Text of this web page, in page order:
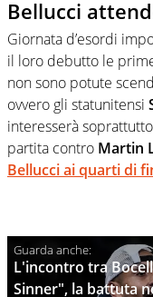
Bellucci
Giornata d’esordi
il loro debutto le
non sono potute
ovvero gli statunitensi
interesserà
partita contro Martin
Bellucciai quarti di
L'incontro tra
Sinner", la battuta